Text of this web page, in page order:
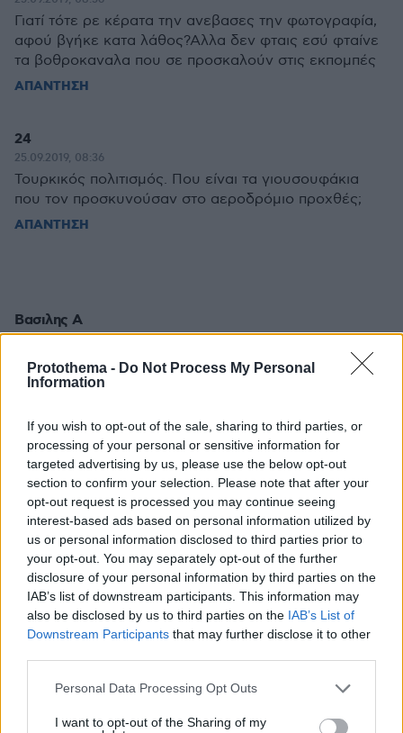
Protothema - Do Not Process My Personal
Information
If you wish to opt-out of the sale, sharing to third parties, or
processing of your personal or sensitive information for
targeted advertising by us, please use the below opt-out
section to confirm your selection. Please note that after your
opt-out request is processed you may continue seeing
interest-based ads based on personal information utilized by
us or personal information disclosed to third parties prior to
your opt-out. You may separately opt-out of the further
disclosure of your personal information by third parties on the
IAB’s list of downstream participants. This information may
also be disclosed by us to third parties on the IAB’s List of
Downstream Participants that may further disclose it to other
Please note that this website/app uses one or more Google
not limited to your visit or usage behaviour. You may click to
Personal Data Processing Opt Outs
I want to opt-out of the Sharing of my
Γιατί τότε ρε κέρατα την ανεβασες την φωτογραφία,
αφού βγήκε κατα λάθος?Αλλα δεν φταις εσύ φταίνε
τα βοθροκαναλα που σε προσκαλούν στις εκπομπές
ΑΠΑΝΤΗΣΗ
24
25.09.2019, 08:36
Τουρκικός πολιτισμός. Που είναι τα γιουσουφάκια
που τον προσκυνούσαν στο αεροδρόμιο προχθές;
ΑΠΑΝΤΗΣΗ
Βασιλης Α
25.09.2019, 06:58
Καμία έκπληξη. Οι Τούρκοι έχουν μια ιστορία χωρίς
πολιτισμό, χωρίς σεβασμό των λαών που συνδέονται
χωρίς σεβασμό του διεθνούς δικαίου και βέβαια μια
ιστορία γεμάτη με πρόκληση καταστροφών. Στην
εποχή του Ερντογαν ειναι πολύ πιθανόν ο
συγκεκριμένος ηθοποιός να ειναι στην υπηρεσία του
καθεστώτος.
ΑΠΑΝΤΗΣΗ
Donald
25.09.2019, 03:03
Συγνωμη ομως δεν ζητησε.
ΑΠΑΝΤΗΣΗ